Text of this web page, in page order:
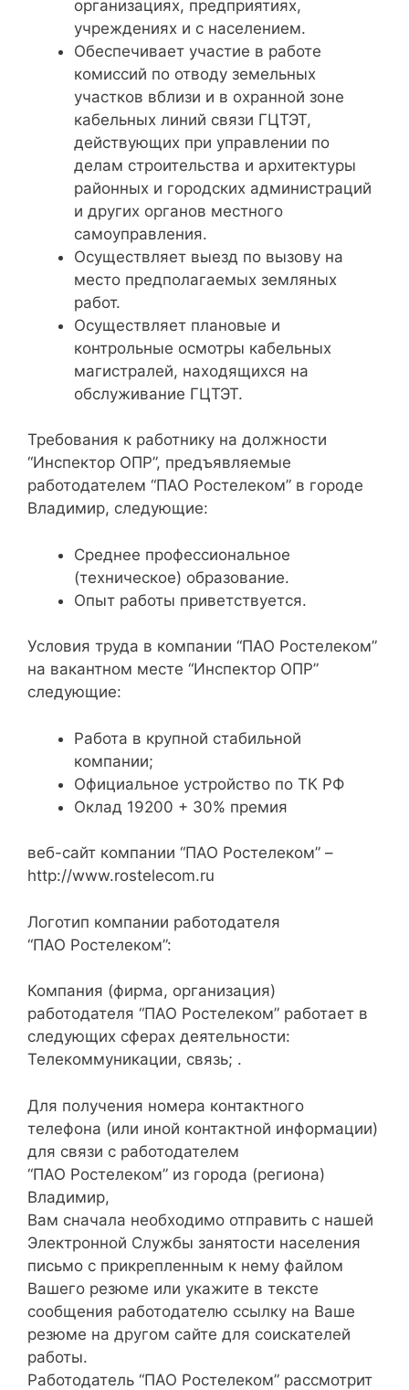
организациях, предприятиях,
учреждениях и с населением.
Обеспечивает участие в работе
комиссий по отводу земельных
участков вблизи и в охранной зоне
кабельных линий связи ГЦТЭТ,
действующих при управлении по
делам строительства и архитектуры
районных и городских администраций
и других органов местного
самоуправления.
Осуществляет выезд по вызову на
место предполагаемых земляных
работ.
Осуществляет плановые и
контрольные осмотры кабельных
магистралей, находящихся на
обслуживание ГЦТЭТ.
Требования к работнику на должности
“Инспектор ОПР”, предъявляемые
работодателем “ПАО Ростелеком” в городе
Владимир, следующие:
Среднее профессиональное
(техническое) образование.
Опыт работы приветствуется.
Условия труда в компании “ПАО Ростелеком”
на вакантном месте “Инспектор ОПР”
следующие:
Работа в крупной стабильной
компании;
Официальное устройство по ТК РФ
Оклад 19200 + 30% премия
веб-сайт компании “ПАО Ростелеком” –
http://www.rostelecom.ru
Логотип компании работодателя
“ПАО Ростелеком”:
Компания (фирма, организация)
работодателя “ПАО Ростелеком” работает в
следующих сферах деятельности:
Телекоммуникации, связь; .
Для получения номера контактного
телефона (или иной контактной информации)
для связи с работодателем
“ПАО Ростелеком” из города (региона)
Владимир,
Вам сначала необходимо отправить с нашей
Электронной Службы занятости населения
письмо с прикрепленным к нему файлом
Вашего резюме или укажите в тексте
сообщения работодателю ссылку на Ваше
резюме на другом сайте для соискателей
работы.
Работодатель “ПАО Ростелеком” рассмотрит